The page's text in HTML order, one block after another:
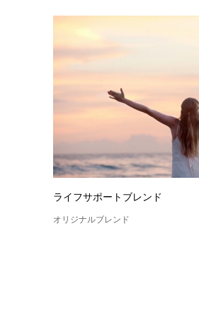
ライフサポートブレンド
オリジナルブレンド